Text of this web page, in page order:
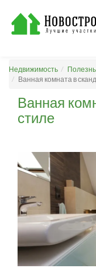
Недвижимость
Ванная комната в
Ванная
стиле